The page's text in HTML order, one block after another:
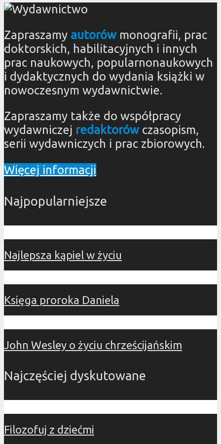
Zapraszamy autorówmonografii, prac
doktorskich, habilitacyjnych i innych
prac naukowych, popularnonaukowych
i dydaktycznych do wydania książki w
nowoczesnym wydawnictwie.
Zapraszamy także do współpracy
wydawniczej redaktorówczasopism,
serii wydawniczych i prac zbiorowych.
Więcej informacji
Najpopularniejsze
Najlepsza kąpiel w życiu
Księga proroka Daniela
John Wesley o życiu chrześcijańskim
Najczęściej dyskutowane
Filozofuj z dziećmi